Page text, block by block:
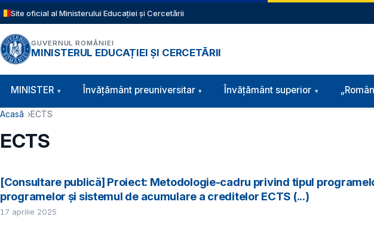
Sari la conținutul principal
Site oficial al Ministerului Educației și Cercetării
GUVERNUL ROMÂNIEI
MINISTERUL EDUCAȚIEI ȘI CERCETĂRII
Navigație principală
MINISTER Învăţământ preuniversitar Învățământ superior
Cale de navigare
Acasă ECTS
ECTS
[Consultare publică] Proiect: Metodologie-cadru privind tipul
programelor și sistemul de acumulare a creditelor ECTS (...)
17 aprilie 2025